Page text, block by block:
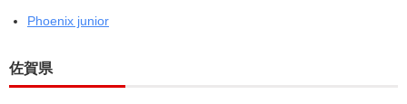
Phoenix junior
佐賀県